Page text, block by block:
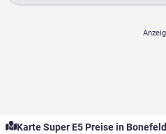
Karte Super E5 Preise in Bonefeld